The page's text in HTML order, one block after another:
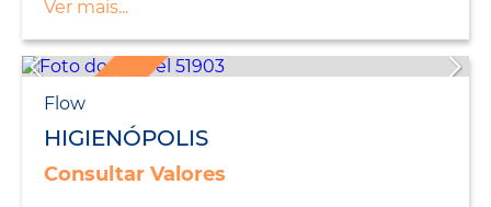
Ver mais...
LANÇAMENTO
Flow
HIGIENÓPOLIS
Consultar Valores